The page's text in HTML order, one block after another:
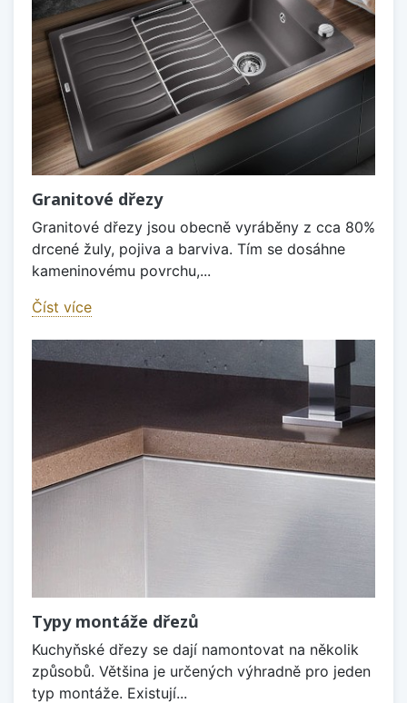
Granitové dřezy
Granitové dřezy jsou obecně vyráběny z cca 80%
drcené žuly, pojiva a barviva. Tím se dosáhne
kameninovému povrchu,...
Číst více
Typy montáže dřezů
Kuchyňské dřezy se dají namontovat na několik
způsobů. Většina je určených výhradně pro jeden
typ montáže. Existují...